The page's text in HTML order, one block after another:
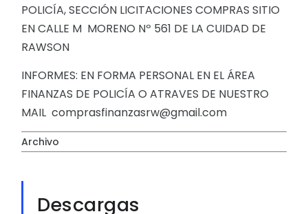
POLICÍA, SECCIÓN LICITACIONES COMPRAS SITIO
EN CALLE M MORENO Nº 561 DE LA CUIDAD DE
RAWSON
INFORMES: EN FORMA PERSONAL EN EL ÁREA
FINANZAS DE POLICÍA O ATRAVES DE NUESTRO
MAIL comprasfinanzasrw@gmail.com
Archivo
Descargas